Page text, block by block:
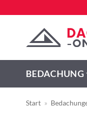
BEDACHUNG
Start »